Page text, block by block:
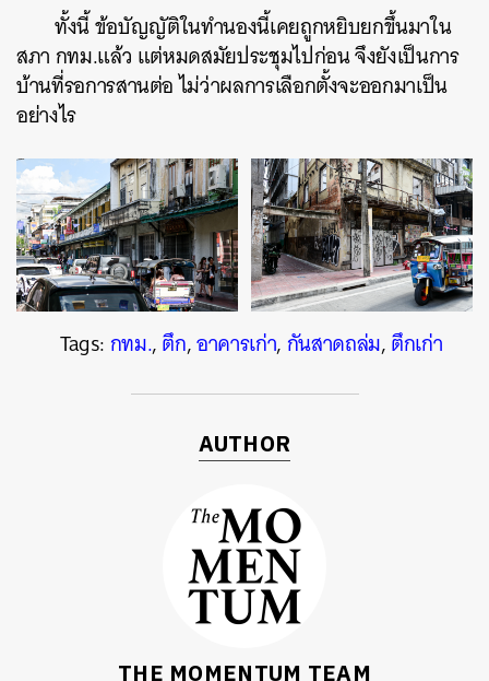
ทั้งนี้ ข้อบัญญัติในทำนองนี้เคยถูกหยิบยกขึ้นมาใน
สภา กทม.แล้ว แต่หมดสมัยประชุมไปก่อน จึงยังเป็นการ
บ้านที่รอการสานต่อ ไม่ว่าผลการเลือกตั้งจะออกมาเป็น
อย่างไร
Tags:กทม.,ตึก,อาคารเก่า,กันสาดถล่ม,ตึกเก่า
AUTHOR